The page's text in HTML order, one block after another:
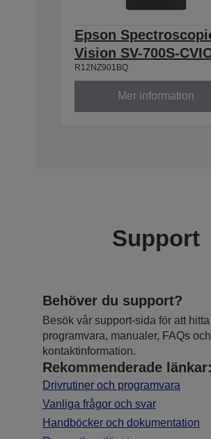
Epson
Vision SV-700S-
R12NZ901BQ
Mer information
Support
Behöver du support?
Besök vår support-sida för att
programvara, manualer, FAQs och
kontaktinformation.
Rekommenderade länkar:
Drivrutiner och programvara
Vanliga frågor och svar
Handböcker och dokumentation